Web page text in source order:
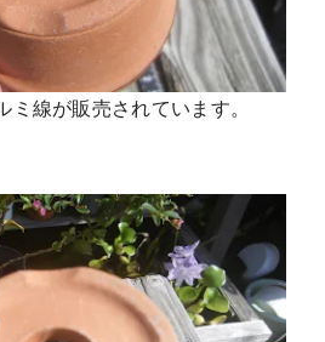
ミ線が販売されています。